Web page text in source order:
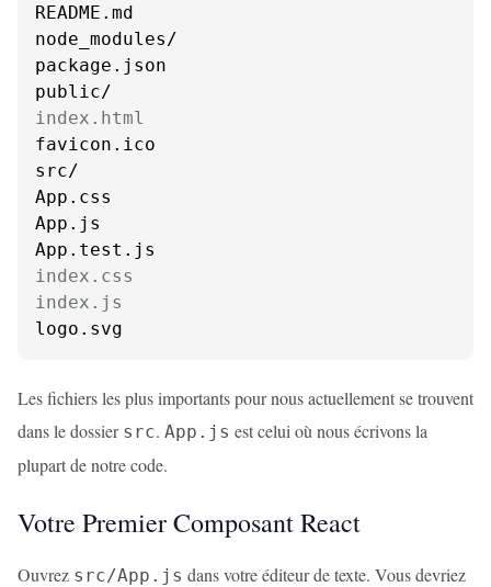
README.md
node_modules/
package.json
index.html
favicon.ico
src/
App.css
App.js
index.css
index.js
logo.svg
Les fichiers les plus importants pour nous actuellement se trouvent
dans le dossier src. App.js est celui où nous écrivons la
plupart de notre code.
Votre Premier Composant React
Ouvrez src/App.js dans votre éditeur de texte. Vous devriez